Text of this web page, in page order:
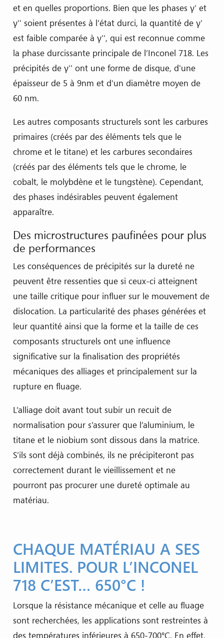
et en quelles proportions. Bien que les phases γ' et
γ'' soient présentes à l’état durci, la quantité de γ'
est faible comparée à γ'', qui est reconnue comme
la phase durcissante principale de l’Inconel 718. Les
précipités de γ'' ont une forme de disque, d'une
épaisseur de 5 à 9nm et d'un diamètre moyen de
60 nm.
Les autres composants structurels sont les carbures
primaires (créés par des éléments tels que le
chrome et le titane) et les carbures secondaires
(créés par des éléments tels que le chrome, le
cobalt, le molybdène et le tungstène). Cependant,
des phases indésirables peuvent également
apparaître.
Des microstructures paufinées pour plus
de performances
Les conséquences de précipités sur la dureté ne
peuvent être ressenties que si ceux-ci atteignent
une taille critique pour influer sur le mouvement de
dislocation. La particularité des phases générées et
leur quantité ainsi que la forme et la taille de ces
composants structurels ont une influence
significative sur la finalisation des propriétés
mécaniques des alliages et principalement sur la
rupture en fluage.
L’alliage doit avant tout subir un recuit de
normalisation pour s’assurer que l’aluminium, le
titane et le niobium sont dissous dans la matrice.
S’ils sont déjà combinés, ils ne précipiteront pas
correctement durant le vieillissement et ne
pourront pas procurer une dureté optimale au
matériau.
CHAQUE MATÉRIAU A SES
LIMITES. POUR L’INCONEL
718 C’EST… 650°C !
Lorsque la résistance mécanique et celle au fluage
sont recherchées, les applications sont restreintes à
des températures inférieures à 650-700°C. En effet,